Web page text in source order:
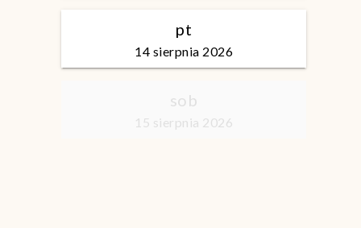
pt
14 sierpnia 2026
sob
15 sierpnia 2026